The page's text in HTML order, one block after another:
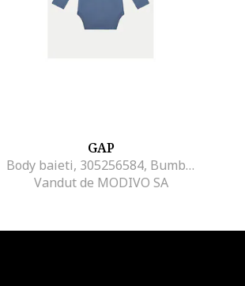
GAP
Body baieti, 305256584, Bumbac, Albastru, Albastru
Vandut de MODIVO SA